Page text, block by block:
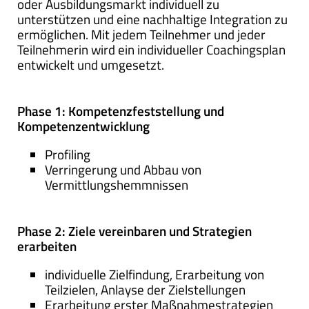
unterstützen und eine nachhaltige Integration zu
ermöglichen. Mit jedem Teilnehmer und jeder
Teilnehmerin wird ein individueller Coachingsplan
entwickelt und umgesetzt.
Phase 1: Kompetenzfeststellung und
Kompetenzentwicklung
Profiling
Verringerung und Abbau von
Vermittlungshemmnissen
Phase 2: Ziele vereinbaren und Strategien
erarbeiten
individuelle Zielfindung, Erarbeitung von
Teilzielen, Anlayse der Zielstellungen
Erarbeitung erster Maßnahmestrategien